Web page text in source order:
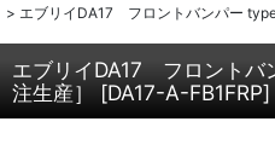
> エブリイDA17 フロントバンパー
エブリイDA17 フロント
注生産］
[DA17-A-FB1FRP]